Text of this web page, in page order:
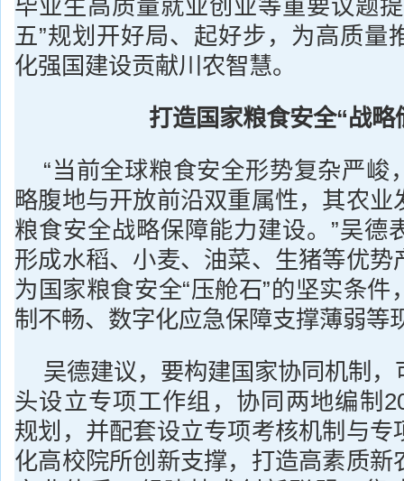
毕业生高质量就业创业等重要议题
五”规划开好局、起好步，为高质量
化强国建设贡献川农智慧。
打造国家粮食安全“战略
“当前全球粮食安全形势复杂严峻
略腹地与开放前沿双重属性，其农业
粮食安全战略保障能力建设。”吴德
形成水稻、小麦、油菜、生猪等优势
为国家粮食安全“压舱石”的坚实条件
制不畅、数字化应急保障支撑薄弱等
吴德建议，要构建国家协同机制
头设立专项工作组，协同两地编制
规划，并配套设立专项考核机制与专
化高校院所创新支撑，打造高素质新